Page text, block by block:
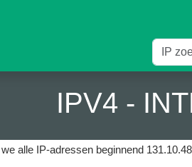
IPV4 -
alle IP-adressen beginnend